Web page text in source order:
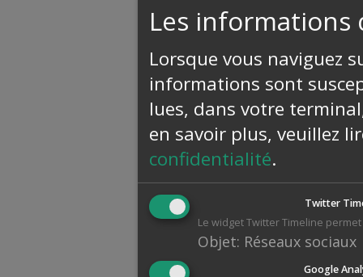
Les informations
Lorsque vous naviguez
informations sont
lues, dans votre
en savoir plus, veuillez
confidentialité.
Twitter
Le widget Twitter Timeline
Objet: Réseaux sociaux
Google